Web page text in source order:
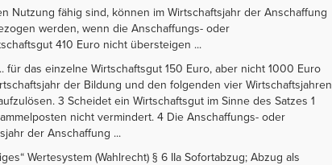
Nutzung fähig sind, können im Wirtschaftsjahr der Anschaffung
werden, wenn die Anschaffungs- oder
410 Euro nicht übersteigen ...
für das einzelne Wirtschaftsgut 150 Euro, aber nicht 1000 Euro
der Bildung und den folgenden vier Wirtschaftsjahren
3 Scheidet ein Wirtschaftsgut im Sinne des Satzes 1
nicht vermindert. 4 Die Anschaffungs- oder
der Anschaffung ...
Wertesystem (Wahlrecht) § 6 IIa Sofortabzug; Abzug als